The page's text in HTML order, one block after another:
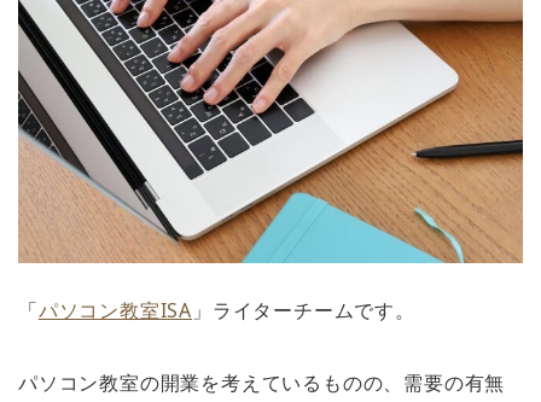
「パソコン教室ISA 」ライターチームです。
パソコン教室の開業を考えているものの、需要の有無